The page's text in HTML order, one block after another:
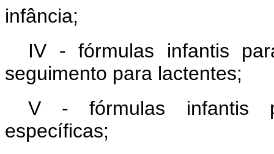
infância;
IV - fórmulas infantis
seguimento para lactentes;
V - fórmulas infantis
específicas;